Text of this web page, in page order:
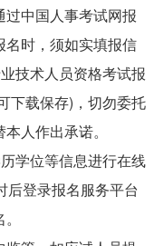
中国人事考试网报
时，须如实填报信
技术人员资格考试报
下载保存)，切勿委托
人作出承诺。
学位等信息进行在线
后登录报名服务平台